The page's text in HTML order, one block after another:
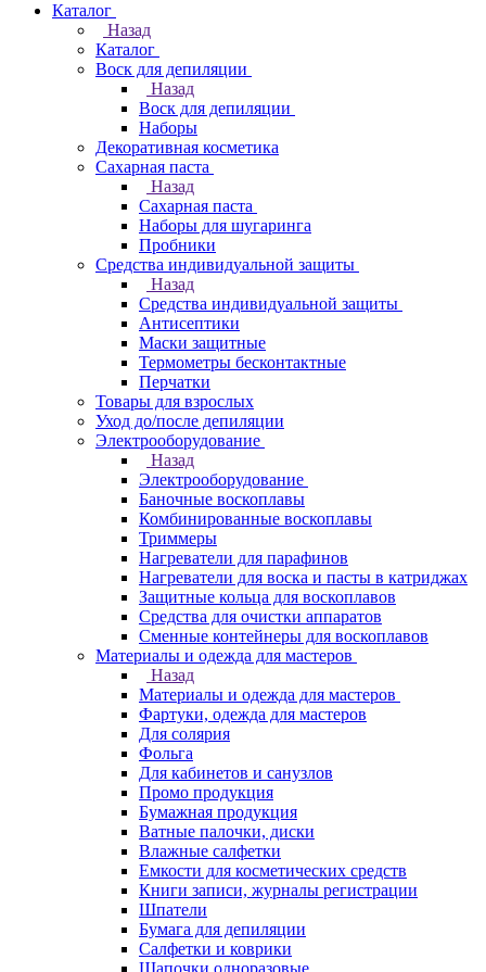
Каталог
Назад
Каталог
Воск для депиляции
Назад
Воск для депиляции
Наборы
Декоративная косметика
Сахарная паста
Назад
Сахарная паста
Наборы для шугаринга
Пробники
Средства индивидуальной защиты
Назад
Средства индивидуальной защиты
Антисептики
Маски защитные
Термометры бесконтактные
Перчатки
Товары для взрослых
Уход до/после депиляции
Электрооборудование
Назад
Электрооборудование
Баночные воскоплавы
Комбинированные воскоплавы
Триммеры
Нагреватели для парафинов
Нагреватели для воска и пасты в катриджах
Защитные кольца для воскоплавов
Средства для очистки аппаратов
Сменные контейнеры для воскоплавов
Материалы и одежда для мастеров
Назад
Материалы и одежда для мастеров
Фартуки, одежда для мастеров
Для солярия
Фольга
Для кабинетов и санузлов
Промо продукция
Бумажная продукция
Ватные палочки, диски
Влажные салфетки
Емкости для косметических средств
Книги записи, журналы регистрации
Шпатели
Бумага для депиляции
Салфетки и коврики
Шапочки одноразовые